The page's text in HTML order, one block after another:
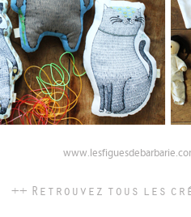
++ Retrouvez tous les